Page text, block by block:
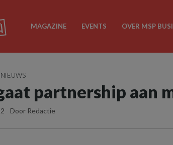
MAGAZINE EVENTS OVER MSP
NIEUWS
partnership aan
Door Redactie